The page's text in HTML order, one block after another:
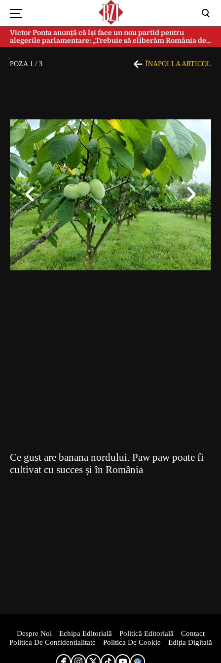
Victor Ponta anunță că își face un nou partid pentru
alegerile parlamentare: „Trebuie să eliberăm România de
această sectă globalistă”
POZA 1 / 3 ÎNAPOI LA ARTICOL
Ce gust are banana nordului. Paw paw poate fi
cultivat cu succes și în România
Despre Noi Echipa Editorială Politică Editorială
Contact
Politica De Confidentialitate
Politica De Cookie Ediția Digitală